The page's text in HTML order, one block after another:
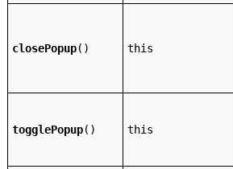
closePopup() this
togglePopup() this